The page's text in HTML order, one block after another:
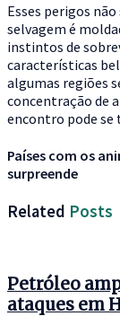
Esses perigos
selvagem é
instintos de
características
algumas regiões
concentração de
encontro pode
Países com os
surpreende
Related Posts
Petróleo
ataques em